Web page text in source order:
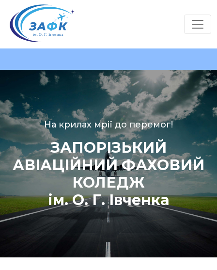
На крилах мрії до перемог!
ЗАПОРІЗЬКИЙ
АВІАЦІЙНИЙ ФАХОВИЙ
КОЛЕДЖ
ім. О. Г. Івченка